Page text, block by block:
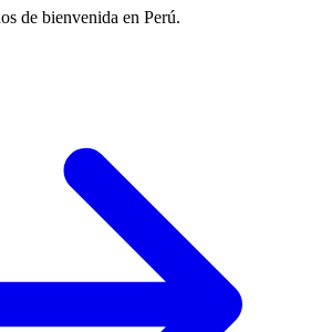
de bienvenida en Perú.